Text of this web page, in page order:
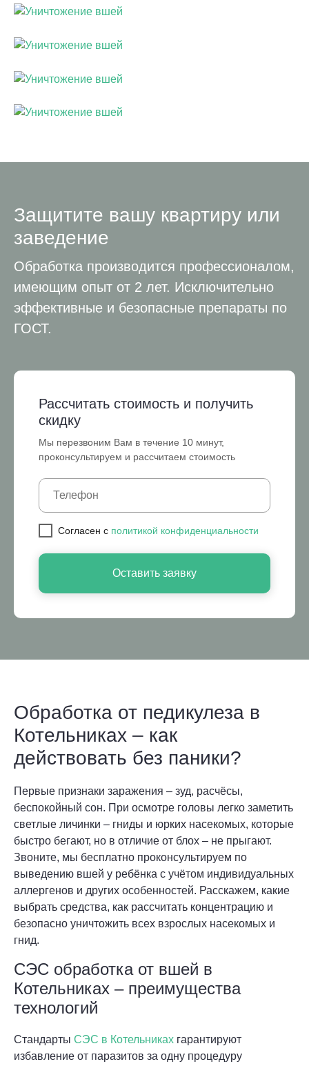
Защитите вашу квартиру или
заведение
Обработка производится профессионалом,
имеющим опыт от 2 лет. Исключительно
эффективные и безопасные препараты по
ГОСТ.
Рассчитать стоимость и получить
скидку
Мы перезвоним Вам в течение 10 минут,
проконсультируем и рассчитаем стоимость
Cогласен с политикой конфиденциальности
Оставить заявку
Обработка от педикулеза в
Котельниках – как
действовать без паники?
Первые признаки заражения – зуд, расчёсы,
беспокойный сон. При осмотре головы легко заметить
светлые личинки – гниды и юрких насекомых, которые
быстро бегают, но в отличие от блох – не прыгают.
Звоните, мы бесплатно проконсультируем по
выведению вшей у ребёнка с учётом индивидуальных
аллергенов и других особенностей. Расскажем, какие
выбрать средства, как рассчитать концентрацию и
безопасно уничтожить всех взрослых насекомых и
гнид.
СЭС обработка от вшей в
Котельниках – преимущества
технологий
Стандарты СЭС в Котельниках гарантируют
избавление от паразитов за одну процедуру